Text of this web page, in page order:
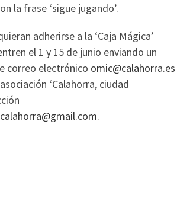
la frase ‘sigue jugando’.
adherirse a la ‘Caja Mágica’
el 1 y 15 de junio enviando un
correo electrónico omic@calahorra.es
‘Calahorra, ciudad
.